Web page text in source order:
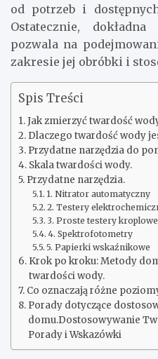
od potrzeb i
Ostatecznie,
pozwala na
zakresie jej obróbki i
Spis Treści
Jak zmierzyć twardość
Dlaczego twardość wody
Przydatne narzędzia do
Skala twardości wody.
Przydatne narzędzia.
1. Nitrator automatyczny
2. Testery
3. Proste testery kroplowe
4. Spektrofotometry
5. Papierki wskaźnikowe
Krok po kroku: Metody
twardości wody.
Co oznaczają różne
Porady dotyczące
domu.Dostosowywanie
Porady i Wskazówki